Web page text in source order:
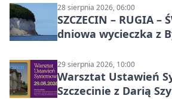
28 sierpnia 2026, 06:00
SZCZECIN – RUGIA –
dniowa wycieczka z
29 sierpnia 2026, 10:00
Warsztat Ustawień
Szczecinie z Darią